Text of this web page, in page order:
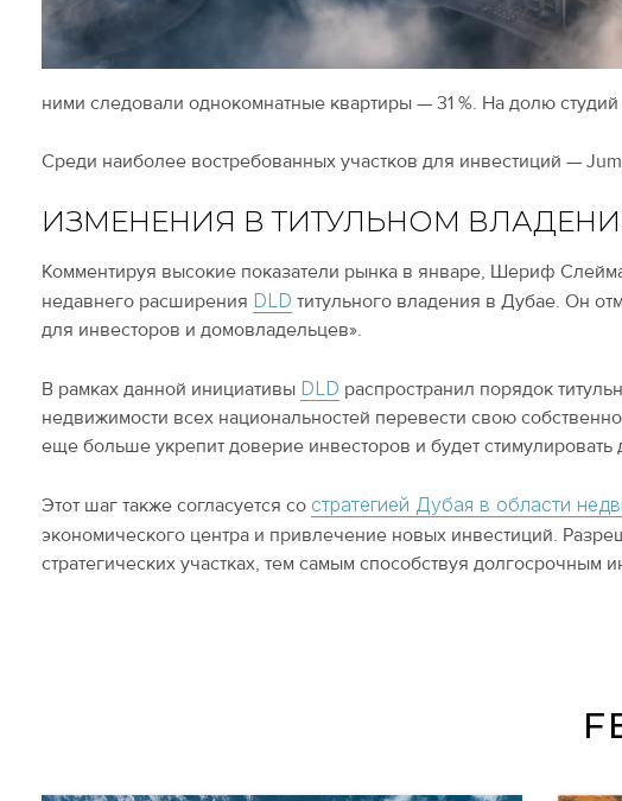
ними следовали однокомнатные квартиры — 31 %. На долю
Среди наиболее востребованных участков для инвестиций —
ИЗМЕНЕНИЯ В ТИТУЛЬНОМ
Комментируя высокие показатели рынка в январе, Шериф
недавнего расширения DLD титульного владения в Дубае. Он
для инвесторов и домовладельцев».
В рамках данной инициативы DLD распространил порядок
недвижимости всех национальностей перевести свою
еще больше укрепит доверие инвесторов и будет
Этот шаг также согласуется со стратегией Дубая в области
экономического центра и привлечение новых инвестиций.
стратегических участках, тем самым способствуя